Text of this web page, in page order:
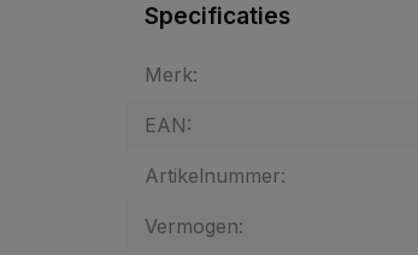
Specificaties
Merk:
EAN:
Artikelnummer:
Vermogen: